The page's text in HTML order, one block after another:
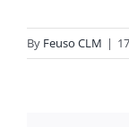
By Feuso CLM |